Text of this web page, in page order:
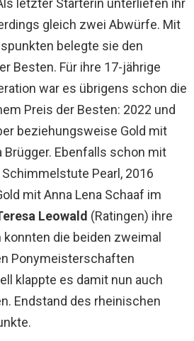
letzter Starterin unterliefen ihr
gleich zwei Abwürfe. Mit
belegte sie den
Besten. Für ihre 17-jährige
war es übrigens schon die
Preis der Besten: 2022 und
beziehungsweise Gold mit
Brügger. Ebenfalls schon mit
Pearl, 2016
mit Anna Lena Schaaf im
Leowald (Ratingen) ihre
die beiden zweimal
Ponymeisterschaften
klappte es damit nun auch
Endstand des rheinischen